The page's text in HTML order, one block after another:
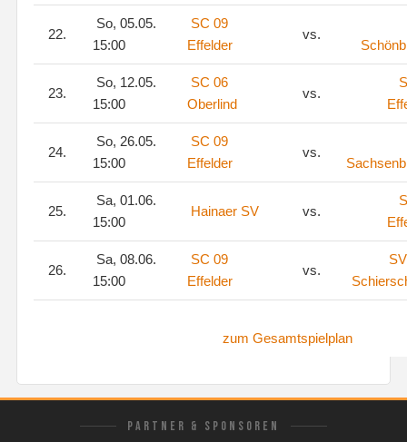
22.
So, 05.05.
15:00
SC 09
Effelder
vs.
23.
So, 12.05.
15:00
SC 06
Oberlind
vs.
24.
So, 26.05.
15:00
SC 09
Effelder
vs.
25.
Sa, 01.06.
15:00
Hainaer SV vs.
26.
Sa, 08.06.
15:00
SC 09
Effelder
vs.
zum Gesamtspielplan
PARTNER & SPONSOREN